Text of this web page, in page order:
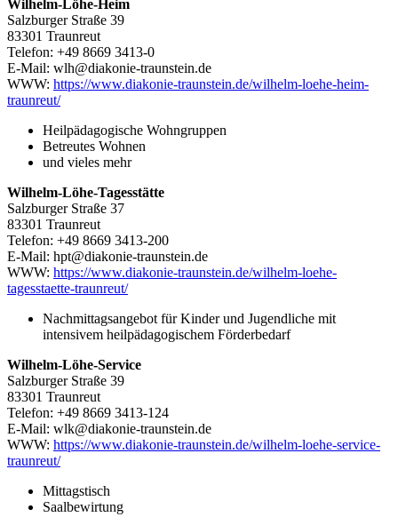
Wilhelm-Löhe-Heim
Salzburger Straße 39
83301 Traunreut
Telefon: +49 8669 3413-0
E-Mail: wlh@diakonie-traunstein.de
WWW: https://www.diakonie-traunstein.de/wilhelm-loehe-heim-
traunreut/
Heilpädagogische Wohngruppen
Betreutes Wohnen
und vieles mehr
Wilhelm-Löhe-Tagesstätte
Salzburger Straße 37
83301 Traunreut
Telefon: +49 8669 3413-200
E-Mail: hpt@diakonie-traunstein.de
WWW: https://www.diakonie-traunstein.de/wilhelm-loehe-
tagesstaette-traunreut/
Nachmittagsangebot für Kinder und Jugendliche mit
intensivem heilpädagogischem Förderbedarf
Wilhelm-Löhe-Service
Salzburger Straße 39
83301 Traunreut
Telefon: +49 8669 3413-124
E-Mail: wlk@diakonie-traunstein.de
WWW: https://www.diakonie-traunstein.de/wilhelm-loehe-service-
traunreut/
Mittagstisch
Saalbewirtung